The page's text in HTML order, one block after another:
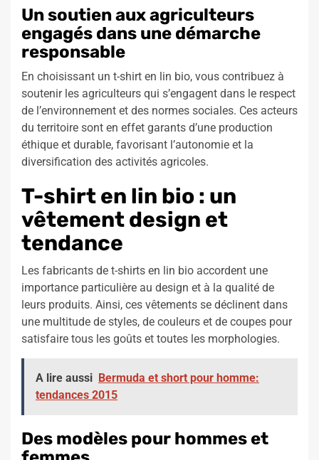
Un soutien aux agriculteurs
engagés dans une démarche
responsable
En choisissant un t-shirt en lin bio, vous contribuez à
soutenir les agriculteurs qui s’engagent dans le respect
de l’environnement et des normes sociales. Ces acteurs
du territoire sont en effet garants d’une production
éthique et durable, favorisant l’autonomie et la
diversification des activités agricoles.
T-shirt en lin bio : un
vêtement design et
tendance
Les fabricants de t-shirts en lin bio accordent une
importance particulière au design et à la qualité de
leurs produits. Ainsi, ces vêtements se déclinent dans
une multitude de styles, de couleurs et de coupes pour
satisfaire tous les goûts et toutes les morphologies.
A lire aussi Bermuda et short pour homme:
tendances 2015
Des modèles pour hommes et